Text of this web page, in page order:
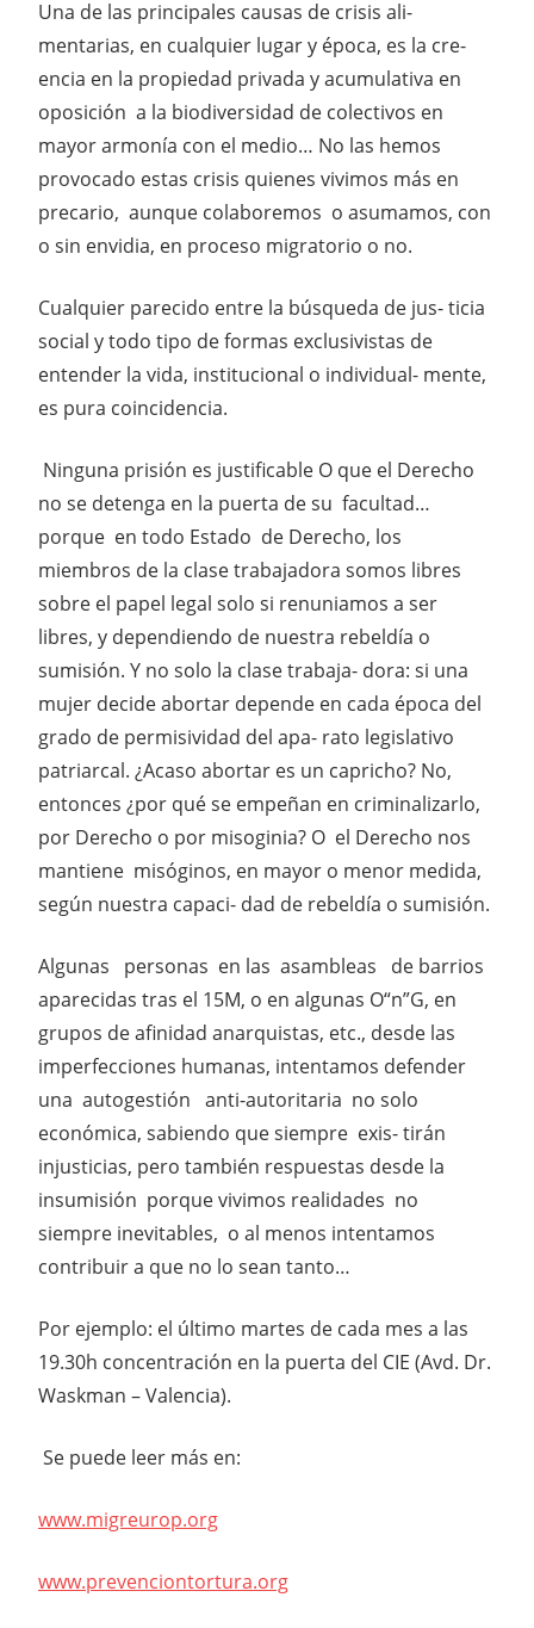
Una de las principales causas de crisis ali-
mentarias, en cualquier lugar y época, es la cre-
encia en la propiedad privada y acumulativa en
oposición a la biodiversidad de colectivos en
mayor armonía con el medio… No las hemos
provocado estas crisis quienes vivimos más en
precario, aunque colaboremos o asumamos, con
o sin envidia, en proceso migratorio o no.
Cualquier parecido entre la búsqueda de jus- ticia
social y todo tipo de formas exclusivistas de
entender la vida, institucional o individual- mente,
es pura coincidencia.
Ninguna prisión es justificable O que el Derecho
no se detenga en la puerta de su facultad…
porque en todo Estado de Derecho, los
miembros de la clase trabajadora somos libres
sobre el papel legal solo si renuniamos a ser
libres, y dependiendo de nuestra rebeldía o
sumisión. Y no solo la clase trabaja- dora: si una
mujer decide abortar depende en cada época del
grado de permisividad del apa- rato legislativo
patriarcal. ¿Acaso abortar es un capricho? No,
entonces ¿por qué se empeñan en criminalizarlo,
por Derecho o por misoginia? O el Derecho nos
mantiene misóginos, en mayor o menor medida,
según nuestra capaci- dad de rebeldía o sumisión.
Algunas personas en las asambleas de barrios
aparecidas tras el 15M, o en algunas O“n”G, en
grupos de afinidad anarquistas, etc., desde las
imperfecciones humanas, intentamos defender
una autogestión anti-autoritaria no solo
económica, sabiendo que siempre exis- tirán
injusticias, pero también respuestas desde la
insumisión porque vivimos realidades no
siempre inevitables, o al menos intentamos
contribuir a que no lo sean tanto…
Por ejemplo: el último martes de cada mes a las
19.30h concentración en la puerta del CIE (Avd. Dr.
Waskman – Valencia).
Se puede leer más en:
www.migreurop.org
www.prevenciontortura.org